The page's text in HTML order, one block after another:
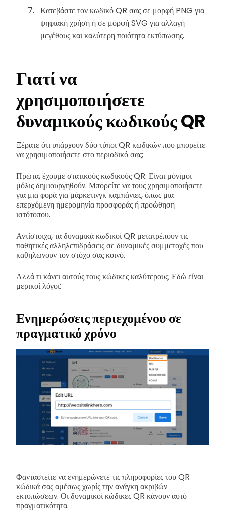
Κατεβάστε τον κωδικό QR σας σε μορφή PNG για
ψηφιακή χρήση ή σε μορφή SVG για αλλαγή
μεγέθους και καλύτερη ποιότητα εκτύπωσης.
Γιατί να
χρησιμοποιήσετε
δυναμικούς κωδικούς QR
Ξέρατε ότι υπάρχουν δύο τύποι QR κωδικών που μπορείτε
να χρησιμοποιήσετε στο περιοδικό σας;
Πρώτα, έχουμε στατικούς κωδικούς QR. Είναι μόνιμοι
μόλις δημιουργηθούν. Μπορείτε να τους χρησιμοποιήσετε
για μια φορά για μάρκετινγκ καμπάνιες, όπως μια
επερχόμενη ημερομηνία προσφοράς ή προώθηση
ιστότοπου.
Αντίστοιχα, τα δυναμικά κωδικοί QR μετατρέπουν τις
παθητικές αλληλεπιδράσεις σε δυναμικές συμμετοχές που
καθηλώνουν τον στόχο σας κοινό.
Αλλά τι κάνει αυτούς τους κώδικες καλύτερους; Εδώ είναι
μερικοί λόγοι:
Ενημερώσεις περιεχομένου σε
πραγματικό χρόνο
Φανταστείτε να ενημερώνετε τις πληροφορίες του QR
κώδικά σας αμέσως χωρίς την ανάγκη ακριβών
εκτυπώσεων. Οι δυναμικοί κώδικες QR κάνουν αυτό
πραγματικότητα.